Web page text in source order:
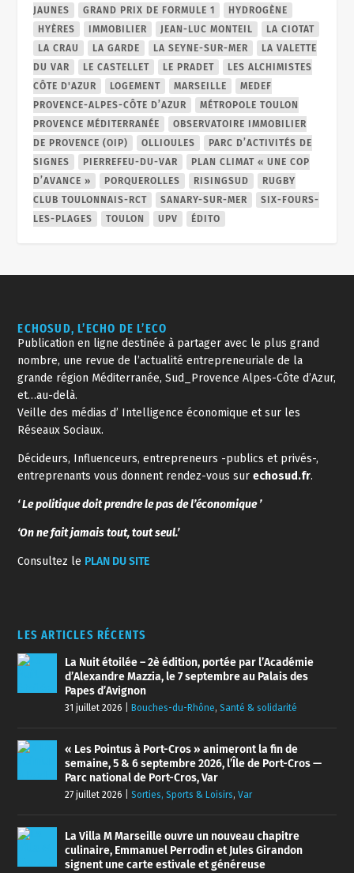
JAUNES
GRAND PRIX DE FORMULE 1
HYDROGÈNE
HYÈRES
IMMOBILIER JEAN-LUC MONTEIL
LA CIOTAT
LA CRAU
LA GARDE LA SEYNE-SUR-MER
LA VALETTE
DU VAR
LE CASTELLET LE PRADET
LES ALCHIMISTES
CÔTE D'AZUR
LOGEMENT MARSEILLE
MEDEF
PROVENCE-ALPES-CÔTE D’AZUR
MÉTROPOLE TOULON
PROVENCE MÉDITERRANÉE
OBSERVATOIRE IMMOBILIER
DE PROVENCE (OIP)
OLLIOULES
PARC D’ACTIVITÉS DE
SIGNES
PIERREFEU-DU-VAR
PLAN CLIMAT « UNE COP
D’AVANCE »
PORQUEROLLES RISINGSUD
RUGBY
CLUB TOULONNAIS-RCT
SANARY-SUR-MER
SIX-FOURS-
LES-PLAGES
TOULON UPV ÉDITO
ECHOSUD, L’ECHO DE L’ECO
Publication en ligne destinée à partager avec le plus grand
nombre, une revue de l’actualité entrepreneuriale de la
grande région Méditerranée, Sud_Provence Alpes-Côte d’Azur,
et…au-delà.
Veille des médias d’ Intelligence économique et sur les
Réseaux Sociaux.
Décideurs, Influenceurs, entrepreneurs -publics et privés-,
entreprenants vous donnent rendez-vous surechosud.fr.
‘ Le politique doit prendre le pas de l’économique ’
‘On ne fait jamais tout, tout seul.’
Consultez le PLAN DU SITE
LES ARTICLES RÉCENTS
La Nuit étoilée – 2è édition, portée par l’Académie
d’Alexandre Mazzia, le 7 septembre au Palais des
Papes d’Avignon
31 juillet 2026 Bouches-du-Rhône,Santé & solidarité
« Les Pointus à Port-Cros » animeront la fin de
semaine, 5 & 6 septembre 2026, l’Île de Port-Cros —
Parc national de Port-Cros, Var
27 juillet 2026 |Sorties, Sports & Loisirs,Var
La Villa M Marseille ouvre un nouveau chapitre
culinaire, Emmanuel Perrodin et Jules Girandon
signent une carte estivale et généreuse